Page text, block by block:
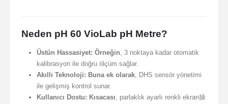
Neden pH 60 VioLab pH Metre?
Üstün Hassasiyet: Örneğin , 3 noktaya kadar otomatik
kalibrasyon ile doğru ölçüm sağlar.
Akıllı Teknoloji: Buna ek olarak, DHS sensör yönetimi
ile gelişmiş kontrol sunar.
Kullanıcı Dostu: Kısacası , parlaklık ayarlı renkli ekran操